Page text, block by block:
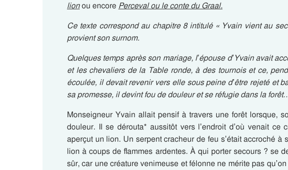
lionou encore Perceval ou le conte du Graal.
Ce texte correspond au chapitre 8 intitulé « Yvain vient au
provient son surnom.
Quelques temps après son mariage, l’épouse d’Yvain avait
et les chevaliers de la Table ronde, à des tournois et ce,
écoulée, il devait revenir vers elle sous peine d’être rejeté et
sa promesse, il devint fou de douleur et se réfugie dans la
Monseigneur Yvain allait pensif à travers une forêt lorsque,
douleur. Il se dérouta* aussitôt vers l’endroit d’où venait ce
aperçut un lion. Un serpent cracheur de feu s’était accroché à
lion à coups de flammes ardentes. À qui porter secours ? se
sûr, car une créature venimeuse et félonne ne mérite pas